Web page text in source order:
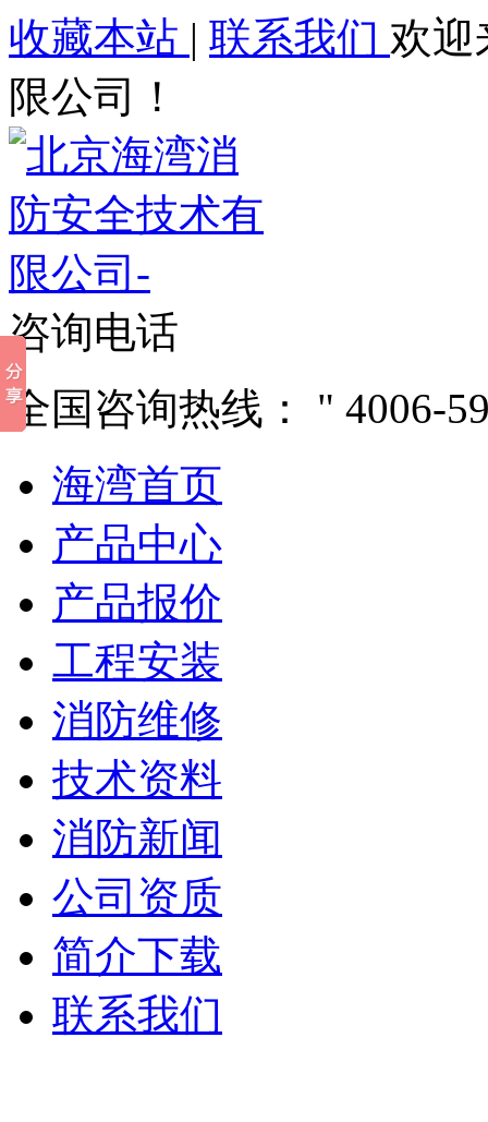
收藏本站 | 联系我们 欢迎
限公司！
咨询电话
全国咨询热线：
4006-
海湾首页
产品中心
产品报价
工程安装
消防维修
技术资料
消防新闻
公司资质
简介下载
联系我们